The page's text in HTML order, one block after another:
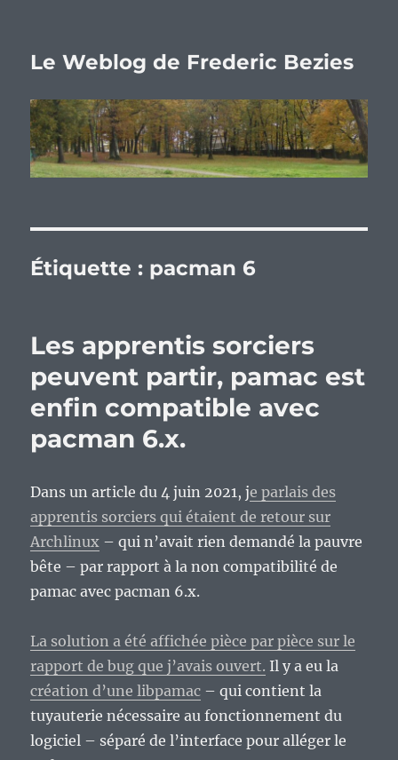
Le Weblog de Frederic Bezies
Étiquette : pacman 6
Les apprentis sorciers
peuvent partir, pamac est
enfin compatible avec
pacman 6.x.
Dans un article du 4 juin 2021, je parlais des
apprentis sorciers qui étaient de retour sur
Archlinux – qui n’avait rien demandé la pauvre
bête – par rapport à la non compatibilité de
pamac avec pacman 6.x.
La solution a été affichée pièce par pièce sur le
rapport de bug que j’avais ouvert. Il y a eu la
création d’une libpamac – qui contient la
tuyauterie nécessaire au fonctionnement du
logiciel – séparé de l’interface pour alléger le